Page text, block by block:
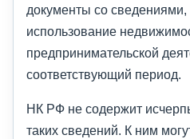
документы со
использование
предпринимательской
соответствующий период.
НК РФ не содержит
таких сведений. К ним